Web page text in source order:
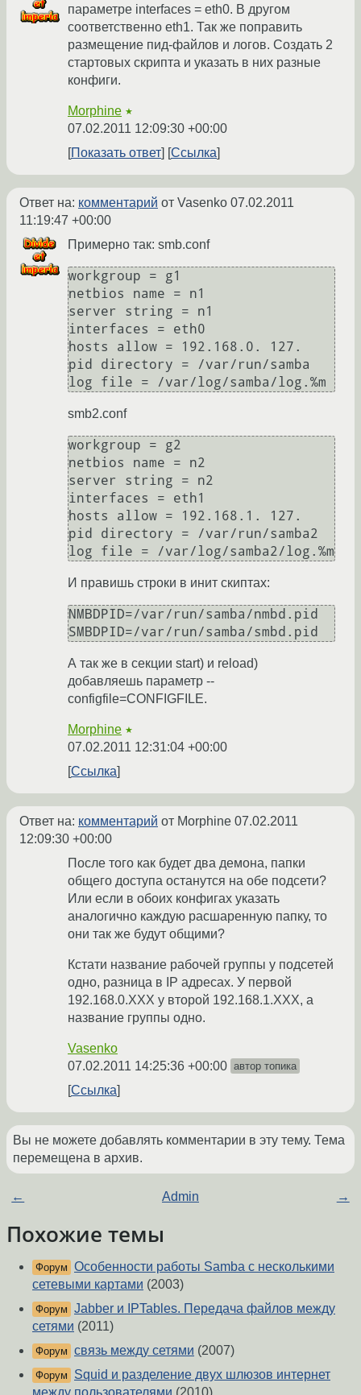
параметре interfaces = eth0. В другом
соответственно eth1. Так же поправить
размещение пид-файлов и логов. Создать 2
стартовых скрипта и указать в них разные
конфиги.
Morphine ★
07.02.2011 12:09:30 +00:00
Показать ответ
Ссылка
Ответ на: комментарий от Vasenko 07.02.2011
11:19:47 +00:00
Примерно так: smb.conf
workgroup = g1
netbios name = n1
server string = n1
interfaces = eth0
hosts allow = 192.168.0. 127.
pid directory = /var/run/samba
smb2.conf
workgroup = g2
netbios name = n2
server string = n2
interfaces = eth1
hosts allow = 192.168.1. 127.
pid directory = /var/run/samba2
И правишь строки в инит скиптах:
NMBDPID=/var/run/samba/nmbd.pid
А так же в секции start) и reload)
добавляешь параметр --
configfile=CONFIGFILE.
Morphine ★
07.02.2011 12:31:04 +00:00
Ссылка
Ответ на: комментарий от Morphine 07.02.2011
12:09:30 +00:00
После того как будет два демона, папки
общего доступа останутся на обе подсети?
Или если в обоих конфигах указать
аналогично каждую расшаренную папку, то
они так же будут общими?
Кстати название рабочей группы у подсетей
одно, разница в IP адресах. У первой
192.168.0.XXX у второй 192.168.1.XXX, а
название группы одно.
Vasenko
07.02.2011 14:25:36 +00:00 автор топика
Ссылка
Вы не можете добавлять комментарии в эту тему. Тема
перемещена в архив.
← Admin →
Похожие темы
Форум Особенности работы Samba с несколькими
сетевыми картами (2003)
Форум Jabber и IPTables. Передача файлов между
сетями (2011)
Форум связь между сетями (2007)
Форум
Squid и разделение двух шлюзов интернет
между пользователями (2010)